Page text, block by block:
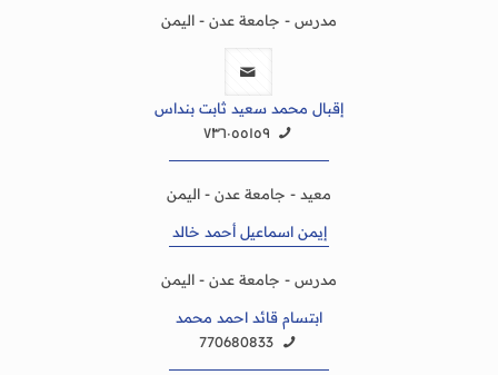
مدرس - جامعة عدن - اليمن
إقبال محمد سعيد ثابت بنداس
٧٣٦٠٥٥١٥٩
معيد - جامعة عدن - اليمن
إيمن اسماعيل أحمد خالد
مدرس - جامعة عدن - اليمن
ابتسام قائد احمد محمد
770680833